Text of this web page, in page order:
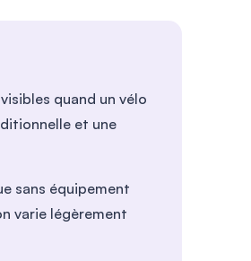
quand un vélo
et une
sans équipement
varie légèrement